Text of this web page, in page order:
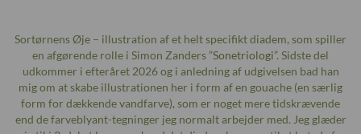
Sortørnens Øje – illustration af et helt specifikt diadem, som spiller
en afgørende rolle i Simon Zanders ”Sonetriologi”. Sidste del
udkommer i efteråret 2026 og i anledning af udgivelsen bad han
mig om at skabe illustrationen her i form af en gouache (en særlig
form for dækkende vandfarve), som er noget mere tidskrævende
end de farveblyant-tegninger jeg normalt arbejder med. Jeg glæder